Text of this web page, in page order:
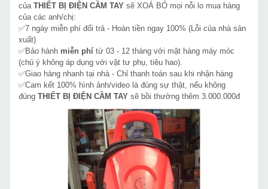
của THIẾT BỊ ĐIỆN CẦM TAY sẽ XOÁ BỎ mọi nỗi lo mua hàng
của các anh/chị:
✅7 ngày miễn phí đổi trả - Hoàn tiền ngay 100% (Lỗi của nhà sản
xuất)
✅Bảo hành miễn phí từ 03 - 12 tháng với mặt hàng máy móc
(chú ý không áp dụng với vật tư phụ, tiêu hao).
✅Giao hàng nhanh tại nhà - Chỉ thanh toán sau khi nhận hàng
✅Cam kết 100% hình ảnh/video là đúng sự thật, nếu không
đúng THIẾT BỊ ĐIỆN CẦM TAY sẽ bồi thường thêm 3.000.000đ